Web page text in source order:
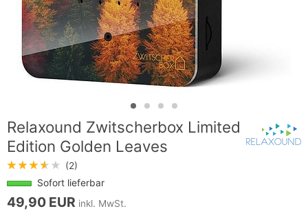
Relaxound Zwitscherbox Limited
Edition Golden Leaves
★★★★★ (2)
Sofort lieferbar
49,90 EUR inkl. MwSt.